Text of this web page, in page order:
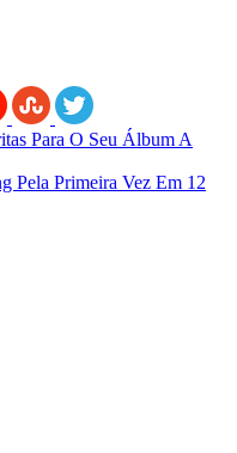
Para O Seu Álbum A
Pela Primeira Vez Em 12